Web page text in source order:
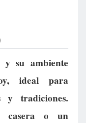
su ambiente
ideal para
y tradiciones.
casera o un